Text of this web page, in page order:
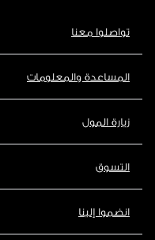
تواصلوا معنا
المساعدة والمعلومات
زيارة المول
التسوق
انضموا إلينا